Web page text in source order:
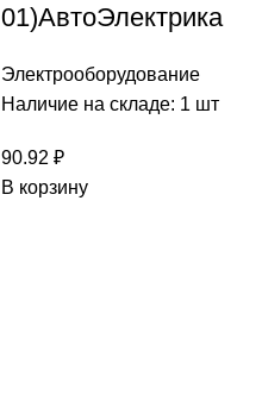
01)АвтоЭлектрика
Электрооборудование
Наличие на складе: 1 шт
90.92 ₽
В корзину